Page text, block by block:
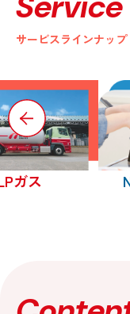
サービスラインナップ
ガス